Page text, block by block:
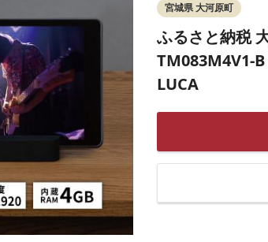
宮城県 大河原町
ふるさと納税
TM083M4V1-
LUCA